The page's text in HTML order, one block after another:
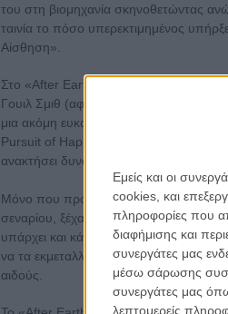
Εμείς και οι
cookies, και
πληροφορίες που
διαφήμισης και
συνεργάτες μας
μέσω σάρωσης
συνεργάτες μας
λεπτομερείς
του στη βιομηχανία σκηνοθετώντας
ταινία το πόσο υπερεκτιμημένος
Αίσθηση».
Στο «After Earth», ο Σιάμαλαν πρέπει
Γουιλ Σμιθ (αφού το πρότζεκτ υπήρξε
μια ακόμη ευκαιρία να συναντηθεί στην
Pursuit of Happiness»), πιστεύοντας
ανακτήσει δυνάμεις και να
Μόνο που προφανώς συγκινηθήκε
σεναρίου, ξέχασε πως για να κάνεις
υπάρχει και κάτι που λέγεται
να τα εκμεταλλευτείς, όχι πάντως για
αιδούς.